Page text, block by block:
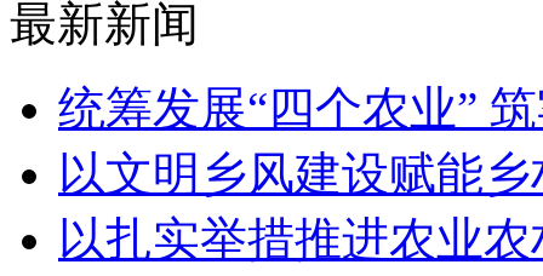
最新新闻
统筹发展“四个农业”
以文明乡风建设赋能
以扎实举措推进农业